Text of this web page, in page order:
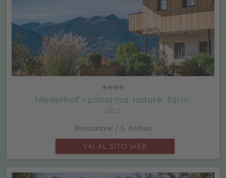
Niederhof - panorma. nature. farm.
CIN +
Bressanone / S. Andrea
VAI AL SITO WEB